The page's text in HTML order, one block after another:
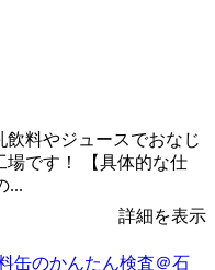
飲料やジュースでおなじ
場です！ 【具体的な仕
...
詳細を表示